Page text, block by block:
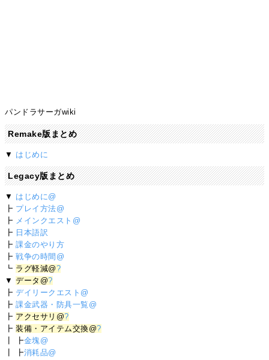
パンドラサーガwiki
Remake版まとめ
▼ はじめに
Legacy版まとめ
▼ はじめに@
┣ プレイ方法@
┣ メインクエスト@
┣ 日本語訳
┣課金のやり方
┣戦争の時間@
┗ ラグ軽減@?
▼データ@?
┣デイリークエスト@
┣課金武器・防具一覧@
┣ アクセサリ@?
┣装備・アイテム交換@?
┃ ┣金塊@
┃ ┣消耗品@